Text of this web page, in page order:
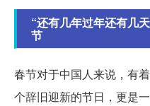
“还有几年过年还有几
节
春节对于中国人来说，有
个辞旧迎新的节日，更是